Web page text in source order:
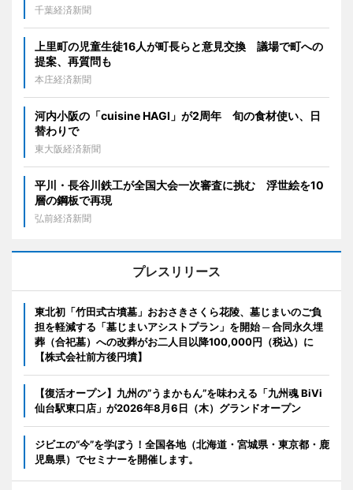
千葉経済新聞
上里町の児童生徒16人が町長らと意見交換 議場で町への
提案、再質問も
本庄経済新聞
河内小阪の「cuisine HAGI」が2周年 旬の食材使い、日
替わりで
東大阪経済新聞
平川・長谷川鉄工が全国大会一次審査に挑む 浮世絵を10
層の鋼板で再現
弘前経済新聞
プレスリリース
東北初「竹田式古墳墓」おおさきさくら花陵、墓じまいのご負
担を軽減する「墓じまいアシストプラン」を開始 ─ 合同永久埋
葬（合祀墓）への改葬がお二人目以降100,000円（税込）に
【株式会社前方後円墳】
【復活オープン】九州の”うまかもん”を味わえる「九州魂 BiVi
仙台駅東口店」が2026年8月6日（木）グランドオープン
ジビエの“今”を学ぼう！全国各地（北海道・宮城県・東京都・鹿
児島県）でセミナーを開催します。